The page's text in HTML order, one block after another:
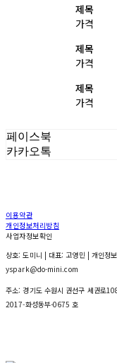
제목
가격
제목
가격
제목
가격
페이스북
카카오톡
이용약관
개인정보처리방침
사업자정보확인
상호: 도미니 | 대표: 고영민 | 개인
yspark@do-mini.com
주소: 경기도 수원시 권선구 세권로
2017-화성동부-0675 호